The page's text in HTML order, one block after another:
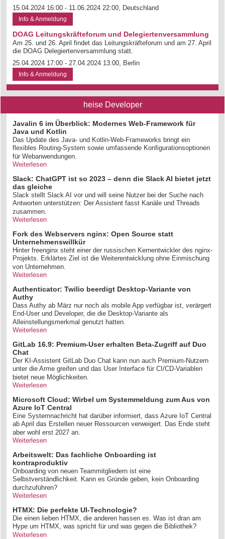
15.04.2024 16:00 - 11.06.2024 22:00, Deutschland
Info & Anmeldung
DOAG Leitungskräfteforum und Delegiertenversammlung
Am 25. und 26. April findet das Leitungskräfteforum und am 27. April
die DOAG Delegiertenversammlung statt.
25.04.2024 17:00 - 27.04.2024 13:00, Berlin
Info & Anmeldung
heise Developer
Javalin 6 im Überblick: Modernes Web-Framework für
Java und Kotlin
Das Update des Java- und Kotlin-Web-Frameworks bringt ein
flexibles Routing-System sowie umfassende Konfigurationsoptionen
für Webanwendungen.
Weiterlesen
Slack: ChatGPT ist so 2023 – denn die Slack AI bietet jetzt
das gleiche
Slack stellt Slack AI vor und will seine Nutzer bei der Suche nach
Antworten unterstützen: Der Assistent fasst Kanäle und Threads
zusammen.
Weiterlesen
Fork des Webservers nginx: Open Source statt
Unternehmenswillkür
Hinter freenginx steht einer der russischen Kernentwickler des nginx-
Projekts. Erklärtes Ziel ist die Weiterentwicklung ohne Einmischung
von Unternehmen.
Weiterlesen
Authenticator: Twilio beerdigt Desktop-Variante von
Authy
Dass Authy ab März nur noch als mobile App verfügbar ist, verärgert
End-User und Developer, die die Desktop-Variante als
Alleinstellungsmerkmal genutzt hatten.
Weiterlesen
GitLab 16.9: Premium-User erhalten Beta-Zugriff auf Duo
Chat
Der KI-Assistent GitLab Duo Chat kann nun auch Premium-Nutzern
unter die Arme greifen und das User Interface für CI/CD-Variablen
bietet neue Möglichkeiten.
Weiterlesen
Microsoft Cloud: Wirbel um Systemmeldung zum Aus von
Azure IoT Central
Eine Systemnachricht hat darüber informiert, dass Azure IoT Central
ab April das Erstellen neuer Ressourcen verweigert. Das Ende steht
aber wohl erst 2027 an.
Weiterlesen
Arbeitswelt: Das fachliche Onboarding ist
kontraproduktiv
Onboarding von neuen Teammitgliedern ist eine
Selbstverständlichkeit. Kann es Gründe geben, kein Onboarding
durchzuführen?
Weiterlesen
HTMX: Die perfekte UI-Technologie?
Die einen lieben HTMX, die anderen hassen es. Was ist dran am
Hype um HTMX, was spricht für und was gegen die Bibliothek?
Weiterlesen